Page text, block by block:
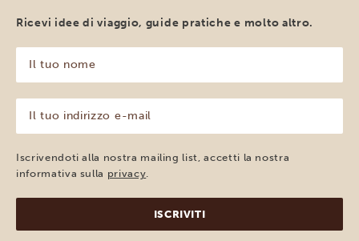
Ricevi idee di viaggio, guide pratiche e molto altro.
tuo
nome
(Obbligatorio)
tuo
indirizzo
e-
mail
Iscrivendoti alla nostra mailing list, accetti la nostra
informativa sulla privacy.